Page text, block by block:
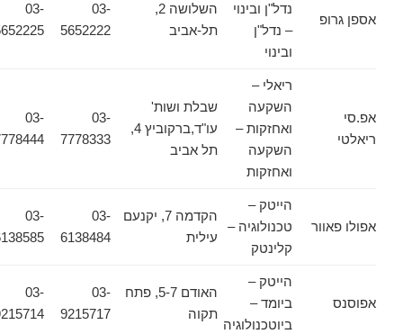
אספן גרופ
נדל"ן ובינוי
– נדל"ן
ובינוי
השלושה 2,
תל-אביב
03-
5652222
03-
5652225
אפ.סי
ריאלטי
ריאלי –
השקעה
ואחזקות –
השקעה
ואחזקות
שבלת ושות'
עו"ד,ברקוביץ 4,
תל אביב
03-
7778333
03-
7778444
אפולו פאוור
הייטק –
טכנולוגיה –
קלינטק
הקדמה 7, יקנעם
עילית
03-
6138484
03-
6138585
אפוסנס
הייטק –
ביומד –
ביוטכנולוגיה
האודם 5-7, פתח
תקוה
03-
9215717
03-
9215714